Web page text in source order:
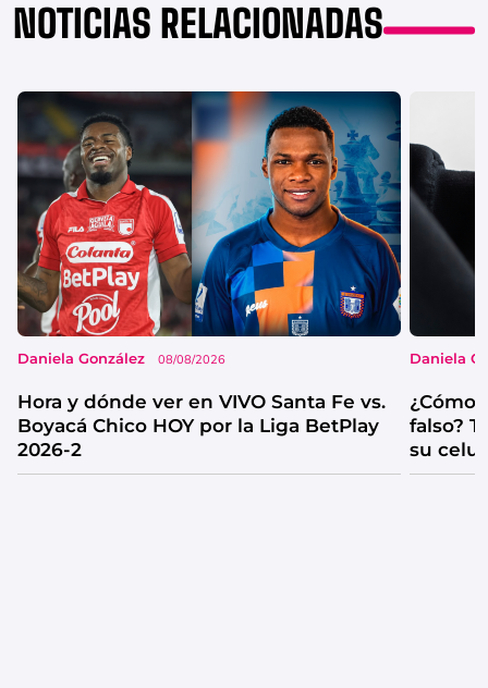
NOTICIAS RELACIONADAS
Daniela González 08/08/2026
Hora y dónde ver en VIVO Santa Fe vs.
Boyacá Chico HOY por la Liga BetPlay
2026-2
Daniela
¿Cómo
falso?
su